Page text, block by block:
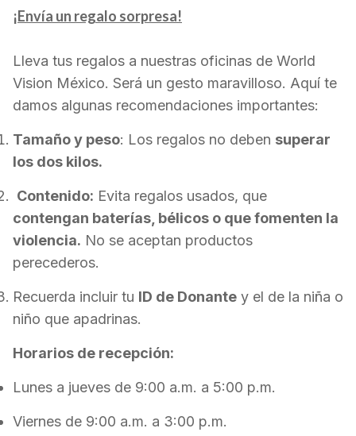
¡Envía un regalo sorpresa!
Lleva tus regalos a nuestras oficinas de World
Vision México. Será un gesto maravilloso. Aquí te
damos algunas recomendaciones importantes:
Tamaño y peso: Los regalos no deben superar
los dos kilos.
Contenido: Evita regalos usados, que
contengan baterías, bélicos o que fomenten la
violencia. No se aceptan productos
perecederos.
Recuerda incluir tu ID de Donante y el de la niña o
niño que apadrinas.
Horarios de recepción:
Lunes a jueves de 9:00 a.m. a 5:00 p.m.
Viernes de 9:00 a.m. a 3:00 p.m.